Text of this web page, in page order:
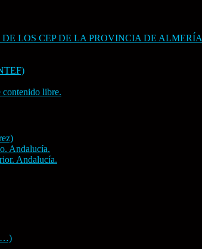
LOS CEP DE LA PROVINCIA DE ALMERÍA
libre.
Andalucía.
Andalucía.